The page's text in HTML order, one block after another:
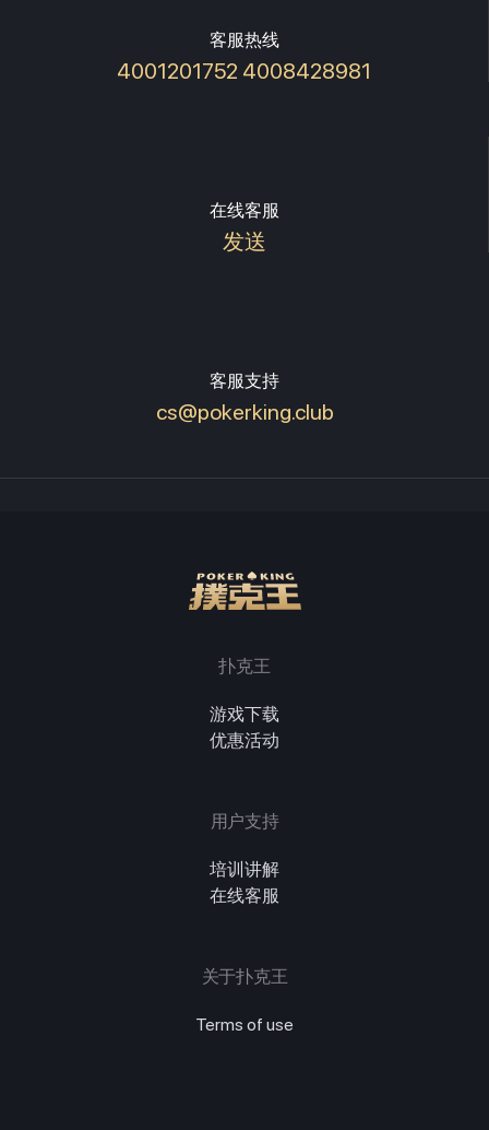
客服热线
4001201752 4008428981
在线客服
发送
客服支持
cs@pokerking.club
扑克王
游戏下载
优惠活动
用户支持
培训讲解
在线客服
关于扑克王
Terms of use